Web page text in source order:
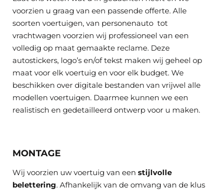
voorzien u graag van een passende offerte. Alle
soorten voertuigen, van personenauto tot
vrachtwagen voorzien wij professioneel van een
volledig op maat gemaakte reclame. Deze
autostickers, logo’s en/of tekst maken wij geheel op
maat voor elk voertuig en voor elk budget. We
beschikken over digitale bestanden van vrijwel alle
modellen voertuigen. Daarmee kunnen we een
realistisch en gedetailleerd ontwerp voor u maken.
MONTAGE
Wij voorzien uw voertuig van een stijlvolle
belettering. Afhankelijk van de omvang van de klus